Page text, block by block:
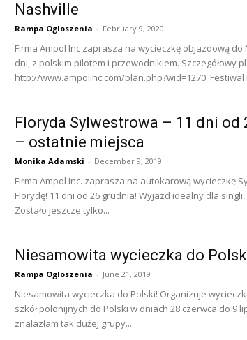
Nashville
Rampa Ogloszenia - February 9, 2020
Firma Ampol Inc zaprasza na wycieczkę objazdową do
dni, z polskim pilotem i przewodnikiem. Szczegółowy
http://www.ampolinc.com/plan.php?wid=1270 Festiwal
Floryda Sylwestrowa – 11 dni od
– ostatnie miejsca
Monika Adamski - December 9, 2019
Firma Ampol Inc. zaprasza na autokarową wycieczkę
Florydę! 11 dni od 26 grudnia! Wyjazd idealny dla
Zostało jeszcze tylko...
Niesamowita wycieczka do
Rampa Ogloszenia - June 21, 2019
Niesamowita wycieczka do Polski! Organizuje
szkół polonijnych do Polski w dniach 28 czerwca do 9
znalazłam tak dużej grupy...